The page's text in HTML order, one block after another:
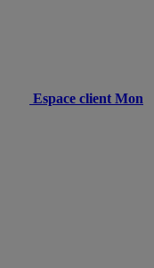
Espace client Mon